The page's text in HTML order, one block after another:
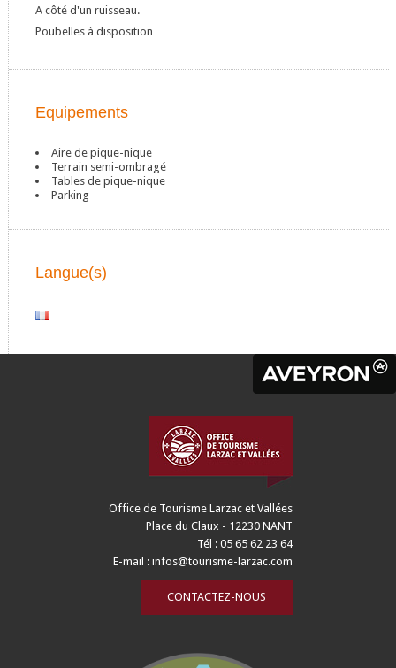
A côté d'un ruisseau.
Poubelles à disposition
Equipements
Aire de pique-nique
Terrain semi-ombragé
Tables de pique-nique
Parking
Langue(s)
Office de Tourisme Larzac et Vallées
Place du Claux - 12230 NANT
Tél : 05 65 62 23 64
E-mail :infos@tourisme-larzac.com
CONTACTEZ-NOUS